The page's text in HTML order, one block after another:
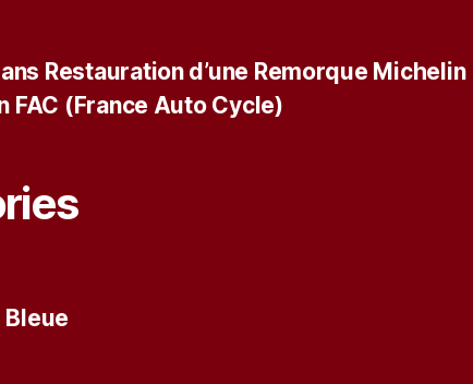
Restauration d’une Remorque Michelin
FAC (France Auto Cycle)